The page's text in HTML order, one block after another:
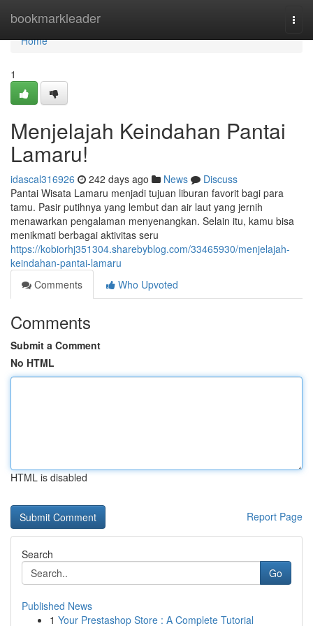
bookmarkleader
Home
Home
1
Menjelajah Keindahan Pantai
Lamaru!
idascal316926 242 days ago News
Discuss
Pantai Wisata Lamaru menjadi tujuan liburan favorit bagi para
tamu. Pasir putihnya yang lembut dan air laut yang jernih
menawarkan pengalaman menyenangkan. Selain itu, kamu bisa
menikmati berbagai aktivitas seru
https://kobiorhj351304.sharebyblog.com/33465930/menjelajah-
keindahan-pantai-lamaru
Comments
Who Upvoted
Comments
Submit a Comment
No HTML
HTML is disabled
Report Page
Search
Go
Published News
1 Your Prestashop Store : A Complete Tutorial